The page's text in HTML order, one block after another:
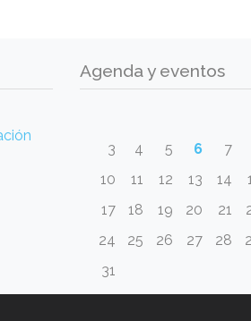
Agenda y eventos
3
4 5 6 7
10
11 12 13 14
17
18 19 20 21
24
25 26 27 28
31